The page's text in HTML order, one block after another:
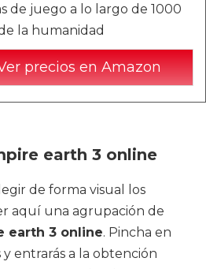
de juego a lo largo de 1000
la humanidad
precios en Amazon
earth 3 online
de forma visual los
aquí una agrupación de
earth 3 online. Pincha en
entrarás a la obtención